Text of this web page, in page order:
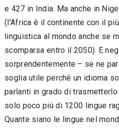
e 427 in India. Ma anche in
(l'Africa è il continente con il
linguistica al mondo anche se
scomparsa entro il 2050). E
sorprendentemente – se ne
soglia utile perché un idioma
parlanti in grado di
solo poco più di 1200 lingue
Quante siano le lingue nel